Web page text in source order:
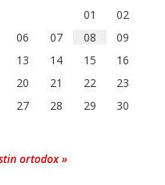
01
02
06 07 08
09
13 14 15
16
20 21 22
23
27 28 29
30
ortodox »